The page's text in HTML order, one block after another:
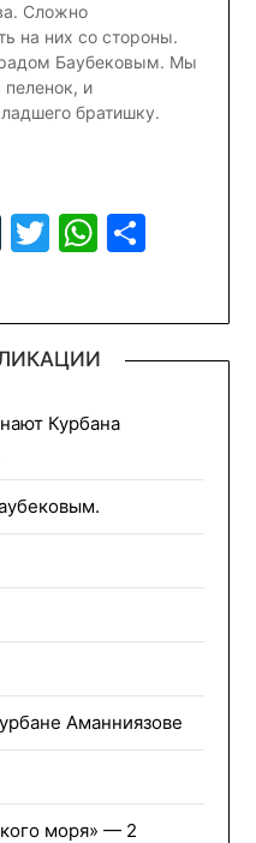
Сложно
на них со стороны.
Баубековым. Мы
и
братишку.
LiveJournal
Twitter
Курбана
Аманниязове
моря» — 2